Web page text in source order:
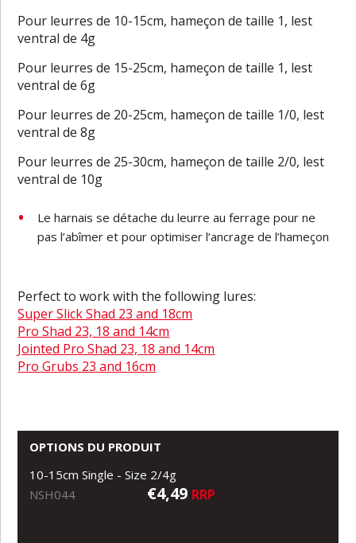
Pour leurres de 10-15cm, hameçon de taille 1, lest
ventral de 4g
Pour leurres de 15-25cm, hameçon de taille 1, lest
ventral de 6g
Pour leurres de 20-25cm, hameçon de taille 1/0, lest
ventral de 8g
Pour leurres de 25-30cm, hameçon de taille 2/0, lest
ventral de 10g
Le harnais se détache du leurre au ferrage pour ne
pas l’abîmer et pour optimiser l’ancrage de l’hameçon
Perfect to work with the following lures:
Super Slick Shad 23 and 18cm
Pro Shad 23, 18 and 14cm
Jointed Pro Shad 23, 18 and 14cm
Pro Grubs 23 and 16cm
OPTIONS DU PRODUIT
10-15cm Single - Size 2/4g
NSH044
€4,49 RRP